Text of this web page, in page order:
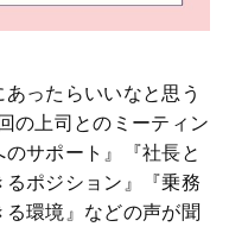
ったらいいなと思う
の上司とのミーティン
サポート』『社長と
ポジション』『乗務
環境』などの声が聞